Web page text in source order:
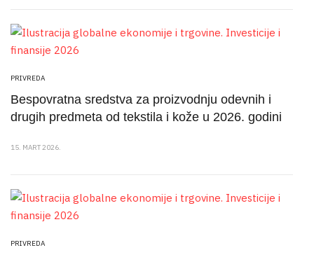
PRIVREDA
Bespovratna sredstva za proizvodnju odevnih i
drugih predmeta od tekstila i kože u 2026. godini
15. MART 2026.
PRIVREDA